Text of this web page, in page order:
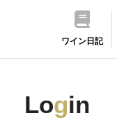
ワイン日記
Login